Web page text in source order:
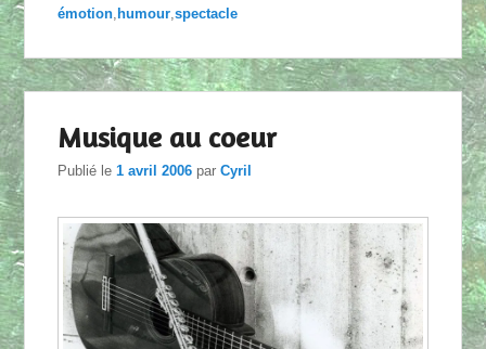
émotion humour ,spectacle
Musique au coeur
Publié le1 avril 2006 parCyril